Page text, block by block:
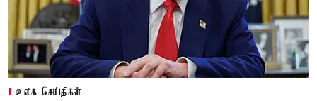
உலக செய்திகள்